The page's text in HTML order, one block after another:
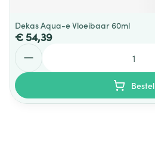
Dekas Aqua-e Vloeibaar 60ml
€ 54,39
Bestel